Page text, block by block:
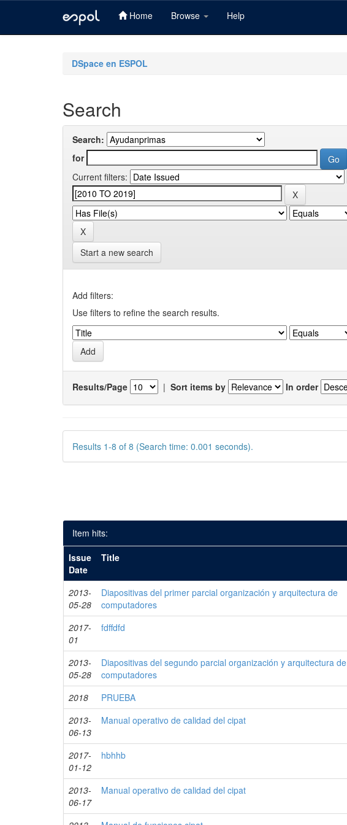
Home Browse Help
DSpace en ESPOL
Search
Search:
for
Current filters:
Start a new search
Add filters:
Use filters to refine the search results.
Results/Page | Sort items by In order
Results 1-8 of 8 (Search time: 0.001 seconds).
Item hits:
Issue
Date
Title
2013-
05-28
Diapositivas del primer parcial organización y arquitectura de
computadores
2017-
01
fdffdfd
2013-
05-28
Diapositivas del segundo parcial organización y arquitectura de
computadores
2018 PRUEBA
2013-
06-13
Manual operativo de calidad del cipat
2017-
01-12
hbhhb
2013-
06-17
Manual operativo de calidad del cipat